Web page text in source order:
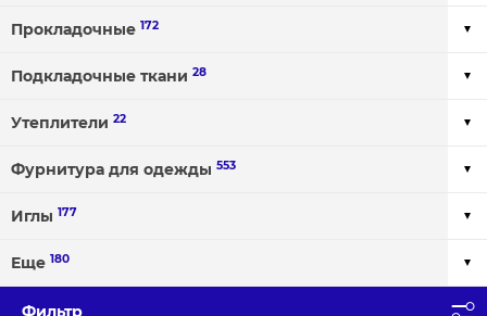
Прокладочные 172
Подкладочные ткани 28
Утеплители 22
Фурнитура для одежды 553
Иглы 177
Еще 180
Фильтр